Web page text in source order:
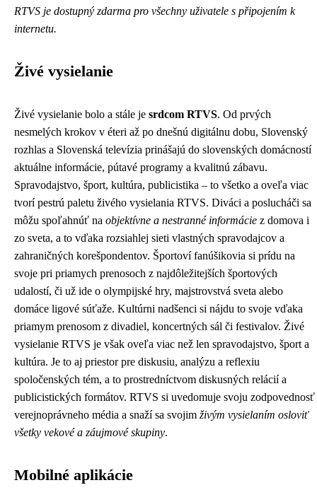
RTVS je dostupný zdarma pro všechny uživatele s připojením k
internetu.
Živé vysielanie
Živé vysielanie bolo a stále je srdcom RTVS. Od prvých
nesmelých krokov v éteri až po dnešnú digitálnu dobu, Slovenský
rozhlas a Slovenská televízia prinášajú do slovenských domácností
aktuálne informácie, pútavé programy a kvalitnú zábavu.
Spravodajstvo, šport, kultúra, publicistika – to všetko a oveľa viac
tvorí pestrú paletu živého vysielania RTVS. Diváci a poslucháči sa
môžu spoľahnúť na objektívne a nestranné informácie z domova i
zo sveta, a to vďaka rozsiahlej sieti vlastných spravodajcov a
zahraničných korešpondentov. Športoví fanúšikovia si prídu na
svoje pri priamych prenosoch z najdôležitejších športových
udalostí, či už ide o olympijské hry, majstrovstvá sveta alebo
domáce ligové súťaže. Kultúrni nadšenci si nájdu to svoje vďaka
priamym prenosom z divadiel, koncertných sál či festivalov. Živé
vysielanie RTVS je však oveľa viac než len spravodajstvo, šport a
kultúra. Je to aj priestor pre diskusiu, analýzu a reflexiu
spoločenských tém, a to prostredníctvom diskusných relácií a
publicistických formátov. RTVS si uvedomuje svoju zodpovednosť
verejnoprávneho média a snaží sa svojim živým vysielaním osloviť
všetky vekové a záujmové skupiny.
Mobilné aplikácie